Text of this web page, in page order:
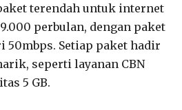
terendah untuk internet
perbulan, dengan paket
50mbps. Setiap paket hadir
seperti layanan CBN
5 GB.